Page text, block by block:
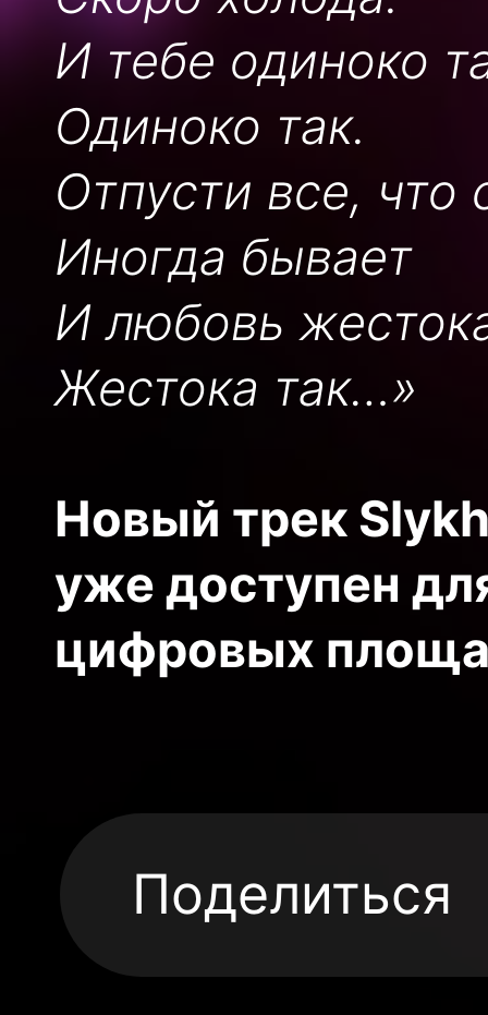
И тебе одиноко
Одиноко так.
Отпусти все, что
Иногда бывает
И любовь
Жестока так…»
Новый трек
уже доступен
цифровых
Поделиться